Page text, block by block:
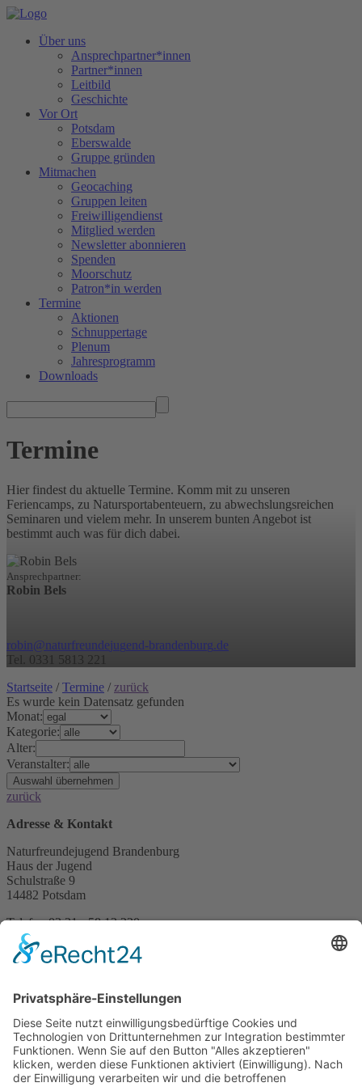
Über uns
Ansprechpartner*innen
Partner*innen
Leitbild
Geschichte
Vor Ort
Potsdam
Eberswalde
Gruppe gründen
Mitmachen
Geocaching
Gruppen leiten
Freiwilligendienst
Mitglied werden
Newsletter abonnieren
Spenden
Moorschutz
Patron*in werden
Termine
Aktionen
Schnuppertage
Plenum
Jahresprogramm
Downloads
Termine
Hier findest du aktuelle Termine. Komm mit zu unseren
Feriencamps, zu Natursportabenteuern, zu abwechslungsreichen
Seminaren und vielem mehr. In unserem bunten Angebot ist
bestimmt auch was für dich dabei.
Ansprechpartner:
Robin Bels
robin naturfreundejugend-brandenburg.de
Tel. 0331 5813 221
Startseite / Termine / zurück
Es wurde kein Datensatz gefunden
Monat:
Kategorie:
Alter:
Veranstalter:
zurück
Adresse & Kontakt
Naturfreundejugend Brandenburg
Haus der Jugend
Schulstraße 9
14482 Potsdam
Telefon 03 31 - 58 13 220
Telefax 03 21 - 21 47 55 74
rand nbu rg@nat ur freu d
Info & Service
Über Uns
Vor Ort
Impressum
Datenschutz
Geschäftsbedingungen